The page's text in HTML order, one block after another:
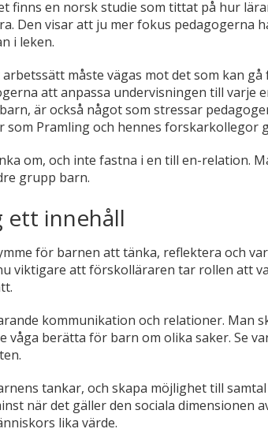
finns en norsk studie som tittat på hur
Den visar att ju mer fokus pedagogerna
i leken.
måste vägas mot det som kan
att anpassa undervisningen till varje
är också något som stressar
Pramling och hennes forskarkollegor
om, och inte fastna i en till en-relation.
grupp barn.
ett innehåll
för barnen att tänka, reflektera och
viktigare att förskolläraren tar rollen att
kommunikation och relationer. Man
våga berätta för barn om olika saker. Se
tankar, och skapa möjlighet till
när det gäller den sociala dimensionen
lika värde.